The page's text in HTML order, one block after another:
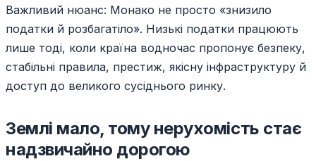
Важливий нюанс: Монако не просто «знизило
податки й розбагатіло». Низькі податки працюють
лише тоді, коли країна водночас пропонує безпеку,
стабільні правила, престиж, якісну інфраструктуру й
доступ до великого сусіднього ринку.
Землі мало, тому нерухомість стає
надзвичайно дорогою